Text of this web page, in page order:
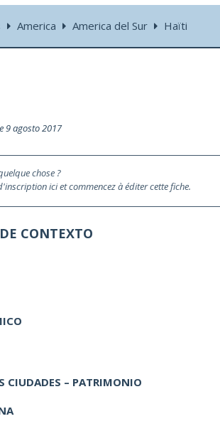
America America del Sur Haïti
9 agosto 2017
chose ?
ici et commencez à éditer cette fiche.
CONTEXTO
CIUDADES – PATRIMONIO